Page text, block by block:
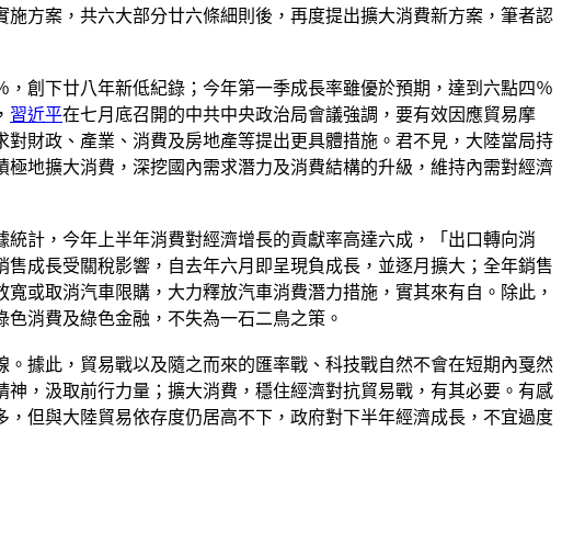
方案，共六大部分廿六條細則後，再度提出擴大消費新方案，筆者認
，創下廿八年新低紀錄；今年第一季成長率雖優於預期，達到六點四％
習近平在七月底召開的中共中央政治局會議強調，要有效因應貿易摩
財政、產業、消費及房地產等提出更具體措施。君不見，大陸當局持
地擴大消費，深挖國內需求潛力及消費結構的升級，維持內需對經濟
計，今年上半年消費對經濟增長的貢獻率高達六成，「出口轉向消
成長受關稅影響，自去年六月即呈現負成長，並逐月擴大；全年銷售
或取消汽車限購，大力釋放汽車消費潛力措施，實其來有自。除此，
消費及綠色金融，不失為一石二鳥之策。
據此，貿易戰以及隨之而來的匯率戰、科技戰自然不會在短期內戛然
，汲取前行力量；擴大消費，穩住經濟對抗貿易戰，有其必要。有感
，但與大陸貿易依存度仍居高不下，政府對下半年經濟成長，不宜過度